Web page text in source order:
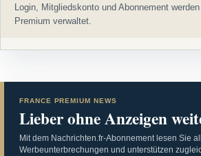
Login, Mitgliedskonto und Abonnement
Premium verwaltet.
FRANCE PREMIUM NEWS
Lieber ohne Anzeigen
Mit dem Nachrichten.fr-Abonnement lesen Sie
Werbeunterbrechungen und unterstützen